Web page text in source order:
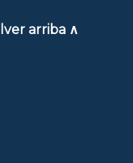
arriba ∧